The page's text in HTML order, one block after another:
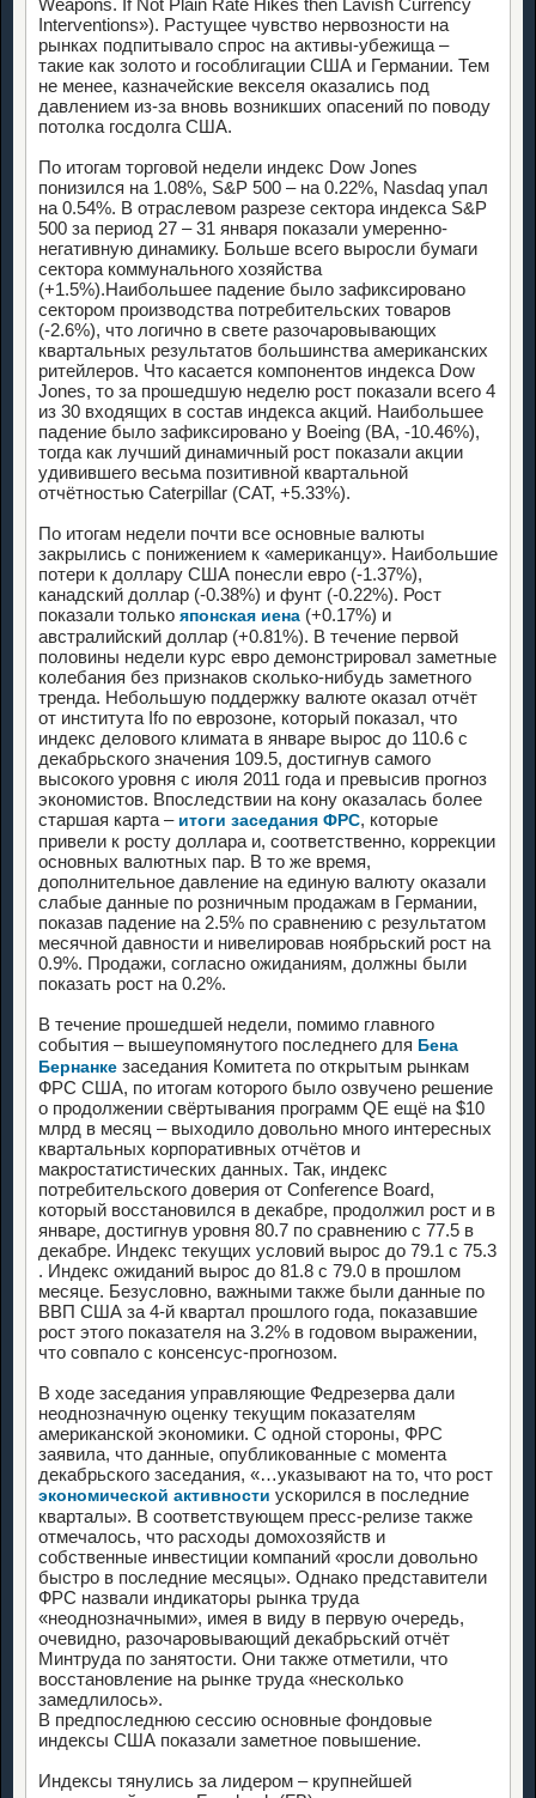
Interventions»). Растущее чувство нервозности на
рынках подпитывало спрос на активы-убежища –
такие как золото и гособлигации США и Германии. Тем
не менее, казначейские векселя оказались под
давлением из-за вновь возникших опасений по поводу
потолка госдолга США.
По итогам торговой недели индекс Dow Jones
понизился на 1.08%, S&P 500 – на 0.22%, Nasdaq упал
на 0.54%. В отраслевом разрезе сектора индекса S&P
500 за период 27 – 31 января показали умеренно-
негативную динамику. Больше всего выросли бумаги
сектора коммунального хозяйства
(+1.5%).Наибольшее падение было зафиксировано
сектором производства потребительских товаров
(-2.6%), что логично в свете разочаровывающих
квартальных результатов большинства американских
ритейлеров. Что касается компонентов индекса Dow
Jones, то за прошедшую неделю рост показали всего 4
из 30 входящих в состав индекса акций. Наибольшее
падение было зафиксировано у Boeing (BA, -10.46%),
тогда как лучший динамичный рост показали акции
удивившего весьма позитивной квартальной
отчётностью Caterpillar (CAT, +5.33%).
По итогам недели почти все основные валюты
закрылись с понижением к «американцу». Наибольшие
потери к доллару США понесли евро (-1.37%),
канадский доллар (-0.38%) и фунт (-0.22%). Рост
показали только японская иена (+0.17%) и
австралийский доллар (+0.81%). В течение первой
половины недели курс евро демонстрировал заметные
колебания без признаков сколько-нибудь заметного
тренда. Небольшую поддержку валюте оказал отчёт
от института Ifo по еврозоне, который показал, что
индекс делового климата в январе вырос до 110.6 с
декабрьского значения 109.5, достигнув самого
высокого уровня с июля 2011 года и превысив прогноз
экономистов. Впоследствии на кону оказалась более
старшая карта – итоги заседания ФРС, которые
привели к росту доллара и, соответственно, коррекции
основных валютных пар. В то же время,
дополнительное давление на единую валюту оказали
слабые данные по розничным продажам в Германии,
показав падение на 2.5% по сравнению с результатом
месячной давности и нивелировав ноябрьский рост на
0.9%. Продажи, согласно ожиданиям, должны были
показать рост на 0.2%.
В течение прошедшей недели, помимо главного
события – вышеупомянутого последнего для Бена
Бернанке заседания Комитета по открытым рынкам
ФРС США, по итогам которого было озвучено решение
о продолжении свёртывания программ QE ещё на $10
млрд в месяц – выходило довольно много интересных
квартальных корпоративных отчётов и
макростатистических данных. Так, индекс
потребительского доверия от Conference Board,
который восстановился в декабре, продолжил рост и в
январе, достигнув уровня 80.7 по сравнению с 77.5 в
декабре. Индекс текущих условий вырос до 79.1 с 75.3
. Индекс ожиданий вырос до 81.8 с 79.0 в прошлом
месяце. Безусловно, важными также были данные по
ВВП США за 4-й квартал прошлого года, показавшие
рост этого показателя на 3.2% в годовом выражении,
что совпало с консенсус-прогнозом.
В ходе заседания управляющие Федрезерва дали
неоднозначную оценку текущим показателям
американской экономики. С одной стороны, ФРС
заявила, что данные, опубликованные с момента
декабрьского заседания, «…указывают на то, что рост
экономической активности ускорился в последние
кварталы». В соответствующем пресс-релизе также
отмечалось, что расходы домохозяйств и
собственные инвестиции компаний «росли довольно
быстро в последние месяцы». Однако представители
ФРС назвали индикаторы рынка труда
«неоднозначными», имея в виду в первую очередь,
очевидно, разочаровывающий декабрьский отчёт
Минтруда по занятости. Они также отметили, что
восстановление на рынке труда «несколько
замедлилось».
В предпоследнюю сессию основные фондовые
индексы США показали заметное повышение.
Индексы тянулись за лидером – крупнейшей